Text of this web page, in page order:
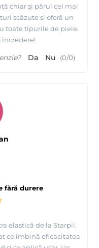
chiar și părul cel mai
scăzute și oferă un
toate tipurile de piele.
încredere!
Da Nu (0/0)
fără durere
elastică de la Starpil,
ce îmbină eficacitatea